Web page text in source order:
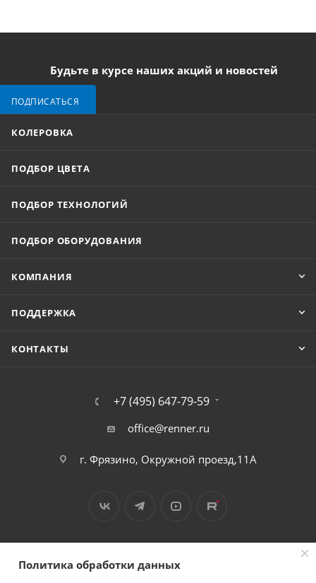
Будьте в курсе наших акций и новостей
ПОДПИСАТЬСЯ
КОЛЕРОВКА
ПОДБОР ЦВЕТА
ПОДБОР ТЕХНОЛОГИЙ
ПОДБОР ОБОРУДОВАНИЯ
КОМПАНИЯ
ПОДДЕРЖКА
КОНТАКТЫ
+7 (495) 647-79-59
office@renner.ru
г. Фрязино, Окружной проезд,11А
Политика обработки данных